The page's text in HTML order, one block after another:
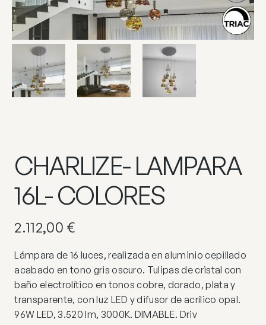
CHARLIZE- LAMPARA
16L- COLORES
2.112,00 €
Lámpara de 16 luces, realizada en aluminio cepillado
acabado en tono gris oscuro. Tulipas de cristal con
baño electrolítico en tonos cobre, dorado, plata y
transparente, con luz LED y difusor de acrílico opal.
96W LED, 3.520 lm, 3000K. DIMABLE. Driv